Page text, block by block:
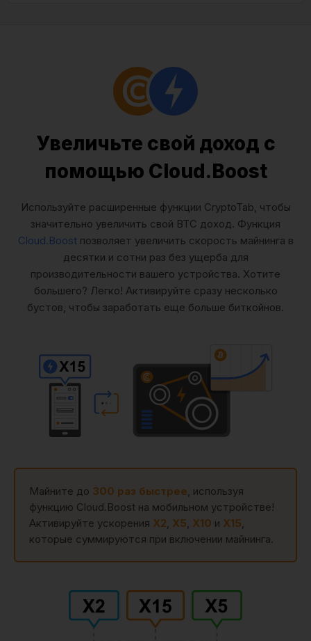
Увеличьте свой доход с
помощью Cloud.Boost
Используйте расширенные функции CryptoTab, чтобы
значительно увеличить свой BTC доход. Функция
Cloud.Boost позволяет увеличить скорость майнинга в
десятки и сотни раз без ущерба для
производительности вашего устройства. Хотите
большего? Легко! Активируйте сразу несколько
бустов, чтобы заработать еще больше биткойнов.
Майните до 300 раз быстрее , используя
функцию Cloud.Boost на мобильном устройстве!
Активируйте ускорения X2 X5 X10 и X15
которые суммируются при включении майнинга.